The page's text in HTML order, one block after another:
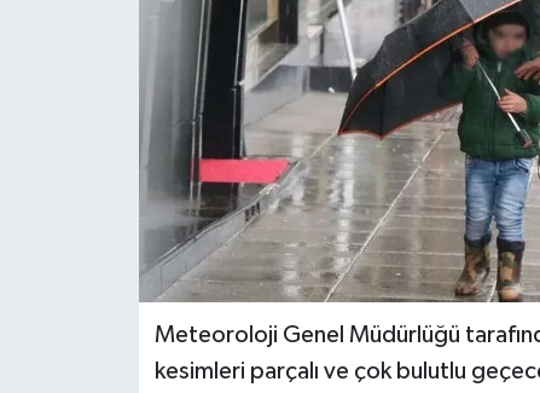
Meteoroloji Genel Müdürlüğü
kesimleri parçalı ve çok bulutlu